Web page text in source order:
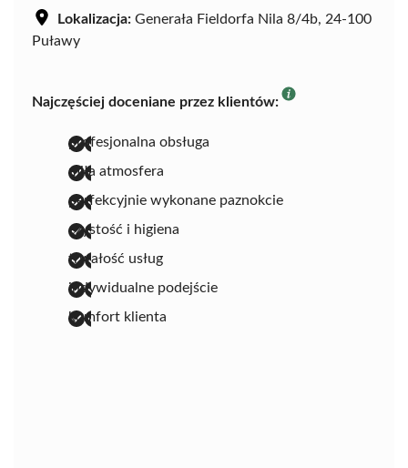
Lokalizacja: Generała Fieldorfa Nila 8/4b, 24-100
Puławy
Najczęściej doceniane przez klientów:
profesjonalna obsługa
miła atmosfera
perfekcyjnie wykonane paznokcie
czystość i higiena
trwałość usług
indywidualne podejście
komfort klienta